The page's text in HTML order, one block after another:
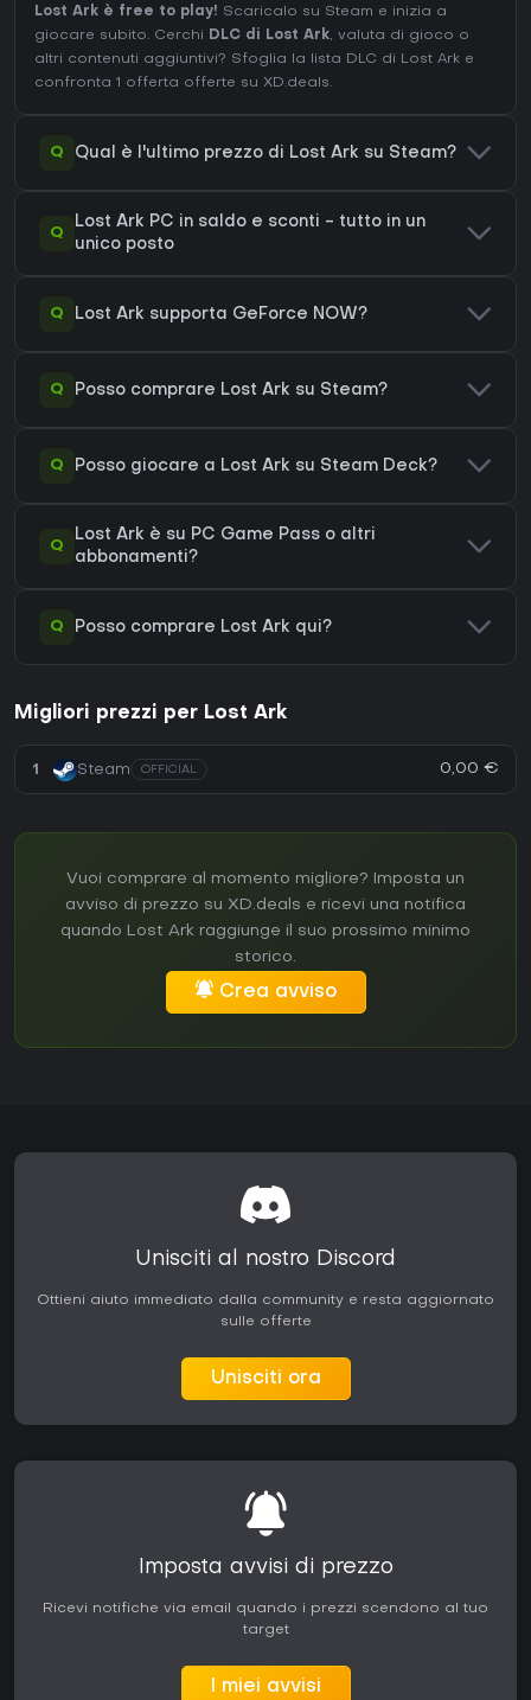
Lost Ark è free to play! Scaricalo su Steam e inizia a
giocare subito. Cerchi DLC di Lost Ark, valuta di gioco o
altri contenuti aggiuntivi? Sfoglia la lista DLC di Lost Ark e
confronta 1 offerta offerte su XD.deals.
Q Qual è l'ultimo prezzo di Lost Ark su Steam?
Q
Lost Ark PC in saldo e sconti - tutto in un
unico posto
Q Lost Ark supporta GeForce NOW?
Q Posso comprare Lost Ark su Steam?
Q Posso giocare a Lost Ark su Steam Deck?
Q
Lost Ark è su PC Game Pass o altri
abbonamenti?
Q Posso comprare Lost Ark qui?
Migliori prezzi per Lost Ark
1 Steam OFFICIAL 0,00 €
Vuoi comprare al momento migliore? Imposta un
avviso di prezzo su XD.deals e ricevi una notifica
quando Lost Ark raggiunge il suo prossimo minimo
storico.
Crea avviso
Unisciti al nostro Discord
Ottieni aiuto immediato dalla community e resta aggiornato
sulle offerte
Unisciti ora
Imposta avvisi di prezzo
Ricevi notifiche via email quando i prezzi scendono al tuo
target
I miei avvisi